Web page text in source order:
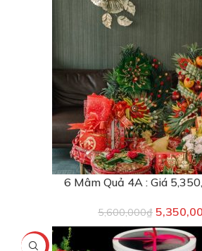
6 Mâm Quả 4A : Giá
5,600,000₫
-3%